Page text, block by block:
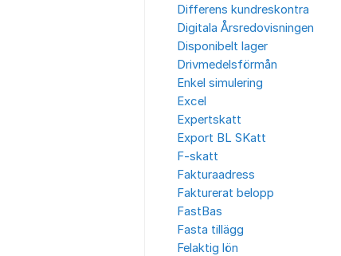
Differens kundreskontra
Digitala Årsredovisningen
Disponibelt lager
Drivmedelsförmån
Enkel simulering
Excel
Expertskatt
Export BL SKatt
F-skatt
Fakturaadress
Fakturerat belopp
FastBas
Fasta tillägg
Felaktig lön